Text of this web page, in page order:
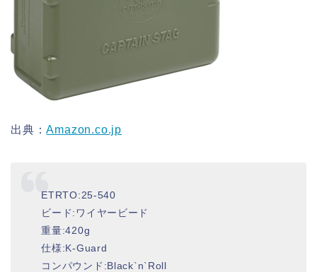
出典：Amazon.co.jp
ETRTO:25-540
ビード:ワイヤービード
重量:420g
仕様:K-Guard
コンパウンド:Black`n`Roll